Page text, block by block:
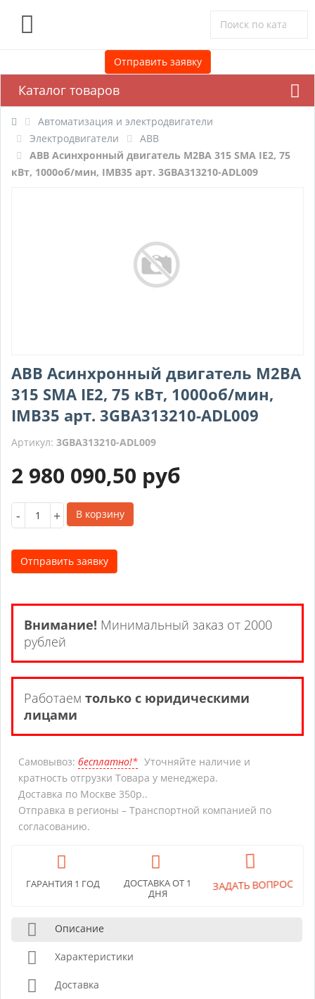
Отправить заявку
Каталог товаров
Автоматизация и электродвигатели
Электродвигатели
ABB
ABB Асинхронный двигатель M2BA 315 SMA IE2, 75
кВт, 1000об/мин, IMB35 арт. 3GBA313210-ADL009
ABB Асинхронный двигатель M2BA
315 SMA IE2, 75 кВт, 1000об/мин,
IMB35 арт. 3GBA313210-ADL009
Артикул: 3GBA313210-ADL009
2 980 090,50 руб
- + В корзину
Отправить заявку
Внимание! Минимальный заказ от 2000
рублей
Работаем только с юридическими
лицами
Самовывоз: бесплатно!* Уточняйте наличие и
кратность отгрузки Товара у менеджера.
Доставка по Москве 350р..
Отправка в регионы – Транспортной компанией по
согласованию.
ГАРАНТИЯ 1 ГОД
ДОСТАВКА ОТ 1
ДНЯ
ЗАДАТЬ ВОПРОС
Описание
Характеристики
Доставка